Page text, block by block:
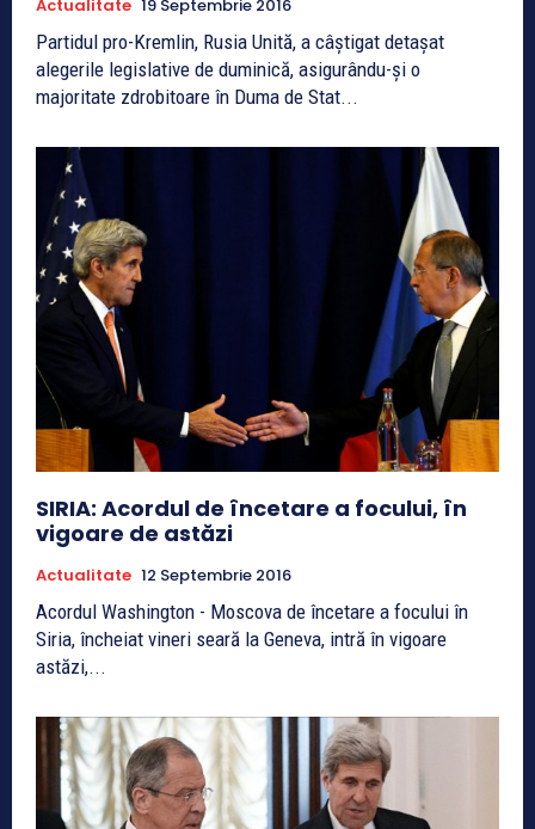
Actualitate 19 Septembrie 2016
Partidul pro-Kremlin, Rusia Unită, a câştigat detaşat
alegerile legislative de duminică, asigurându-şi o
majoritate zdrobitoare în Duma de Stat...
SIRIA: Acordul de încetare a focului, în
vigoare de astăzi
Actualitate 12 Septembrie 2016
Acordul Washington - Moscova de încetare a focului în
Siria, încheiat vineri seară la Geneva, intră în vigoare
astăzi,...